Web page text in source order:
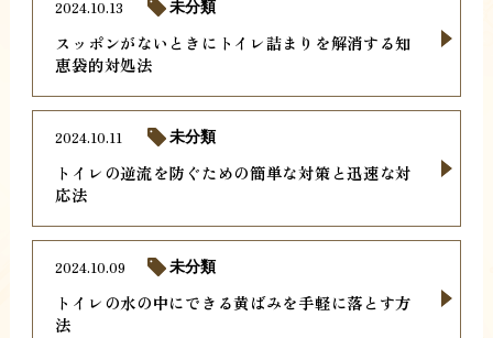
スッポンがないときにトイレ詰まりを解消する知
恵袋的対処法
2024.10.13 未分類
トイレの逆流を防ぐための簡単な対策と迅速な対
応法
2024.10.11 未分類
トイレの水の中にできる黄ばみを手軽に落とす方
法
2024.10.09 未分類